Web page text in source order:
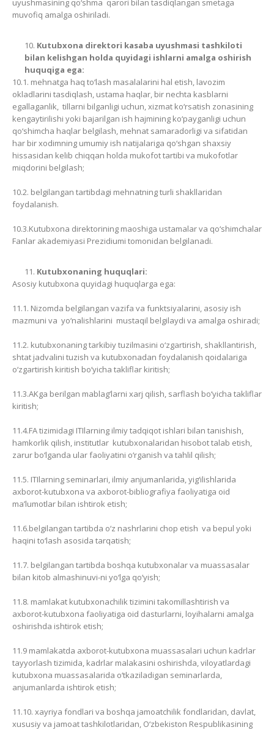
uyushmasining qo‘shma qarori bilan tasdiqlangan smetaga
muvofiq amalga oshiriladi.
Kutubxona direktori kasaba uyushmasi tashkiloti
bilan kelishgan holda quyidagi ishlarni amalga oshirish
huquqiga ega:
10.1. mehnatga haq to‘lash masalalarini hal etish, lavozim
okladlarini tasdiqlash, ustama haqlar, bir nechta kasblarni
egallaganlik, tillarni bilganligi uchun, xizmat ko‘rsatish zonasining
kengaytirilishi yoki bajarilgan ish hajmining ko‘payganligi uchun
qo‘shimcha haqlar belgilash, mehnat samaradorligi va sifatidan
har bir xodimning umumiy ish natijalariga qo‘shgan shaxsiy
hissasidan kelib chiqqan holda mukofot tartibi va mukofotlar
miqdorini belgilash;
10.2. belgilangan tartibdagi mehnatning turli shakllaridan
foydalanish.
10.3.Kutubxona direktorining maoshiga ustamalar va qo‘shimchalar
Fanlar akademiyasi Prezidiumi tomonidan belgilanadi.
Kutubxonaning huquqlari:
Asosiy kutubxona quyidagi huquqlarga ega:
11.1. Nizomda belgilangan vazifa va funktsiyalarini, asosiy ish
mazmuni va yo‘nalishlarini mustaqil belgilaydi va amalga oshiradi;
11.2. kutubxonaning tarkibiy tuzilmasini o‘zgartirish, shakllantirish,
shtat jadvalini tuzish va kutubxonadan foydalanish qoidalariga
o‘zgartirish kiritish bo‘yicha takliflar kiritish;
11.3.AKga berilgan mablag‘larni xarj qilish, sarflash bo‘yicha takliflar
kiritish;
11.4.FA tizimidagi ITIlarning ilmiy tadqiqot ishlari bilan tanishish,
hamkorlik qilish, institutlar kutubxonalaridan hisobot talab etish,
zarur bo‘lganda ular faoliyatini o‘rganish va tahlil qilish;
11.5. ITIlarning seminarlari, ilmiy anjumanlarida, yig‘ilishlarida
axborot-kutubxona va axborot-bibliografiya faoliyatiga oid
ma’lumotlar bilan ishtirok etish;
11.6.belgilangan tartibda o‘z nashrlarini chop etish va bepul yoki
haqini to‘lash asosida tarqatish;
11.7. belgilangan tartibda boshqa kutubxonalar va muassasalar
bilan kitob almashinuvi-ni yo‘lga qo‘yish;
11.8. mamlakat kutubxonachilik tizimini takomillashtirish va
axborot-kutubxona faoliyatiga oid dasturlarni, loyihalarni amalga
oshirishda ishtirok etish;
11.9 mamlakatda axborot-kutubxona muassasalari uchun kadrlar
tayyorlash tizimida, kadrlar malakasini oshirishda, viloyatlardagi
kutubxona muassasalarida o‘tkaziladigan seminarlarda,
anjumanlarda ishtirok etish;
11.10. xayriya fondlari va boshqa jamoatchilik fondlaridan, davlat,
xususiy va jamoat tashkilotlaridan, O‘zbekiston Respublikasining